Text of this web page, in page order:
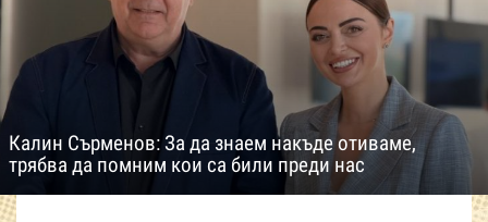
Калин Сърменов: За да знаем накъде отиваме,
трябва да помним кои са били преди нас